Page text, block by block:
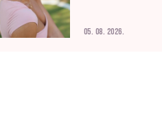
05. 08. 2026.